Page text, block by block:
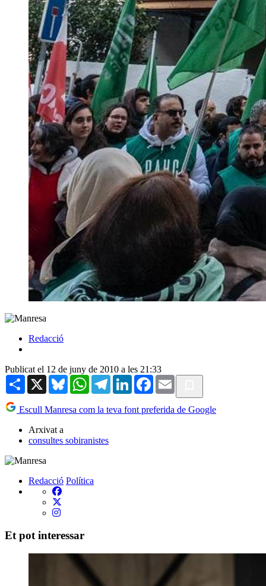
Redacció
Publicat el 12 de juny de 2010 a les 21:33
Share X BlueskyWhatsAppTelegramLinkedInFacebook
Email
Escull Manresa com la teva font preferida de Google
Arxivat a
consultes sobiranistes
Redacció Política
Et pot interessar